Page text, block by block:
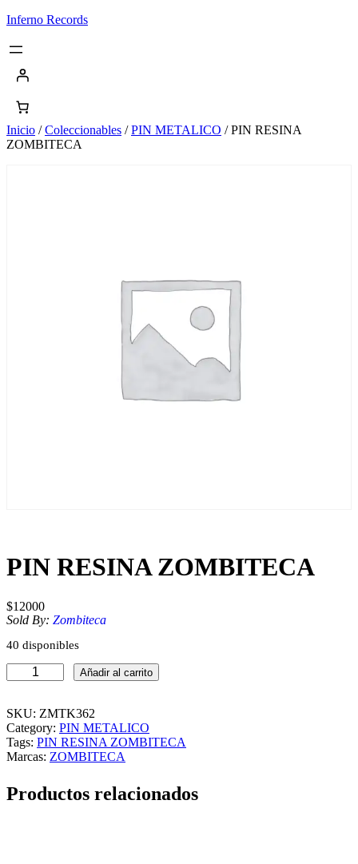
Saltar
contenido
Inferno Records
Inicio /Coleccionables /PIN METALICO / PIN RESINA
ZOMBITECA
PIN RESINA ZOMBITECA
$12000
Sold By: Zombiteca
40 disponibles
I
R
E
S
I
A
Z
Añadir al carrito
SKU: ZMTK362
Category: PIN METALICO
Tags: PIN RESINA ZOMBITECA
Marcas: ZOMBITECA
Productos relacionados